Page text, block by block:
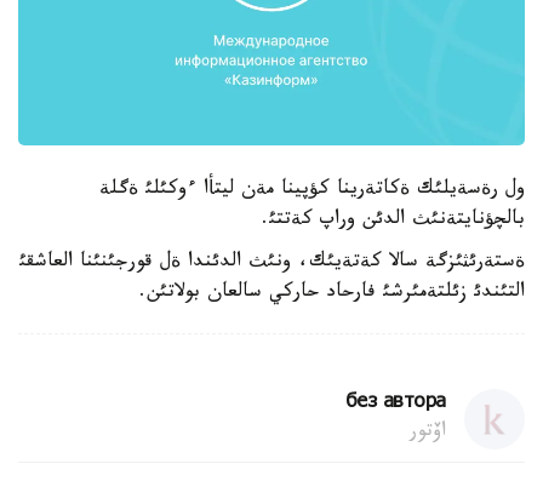
ول رةسةيلئك ةكاتةرينا كؤپينا مةن ليتأا ءوكئلئ ةگلة
بالچؤنايتةنئث الدئن وراپ كةتتئ.
ةستةرئثئزگة سالا كةتةيئك، ونئث الدئندا ةل قورجئنئنا العاشقئ
التئندئ زئلتةمئرشئ فارحاد حاركي سالعان بولاتئن.
без автора
اۆتور